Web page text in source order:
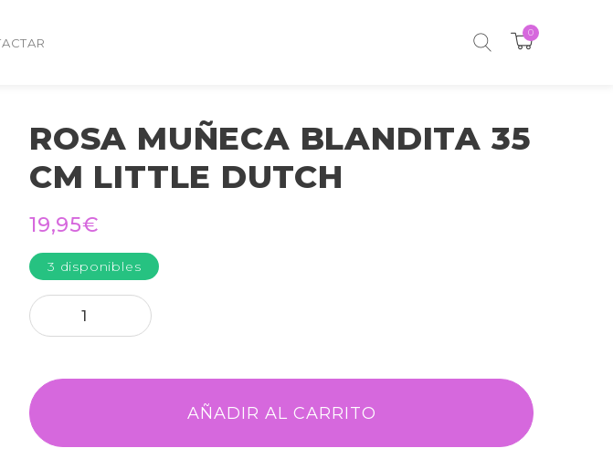
0
ROSA MUÑECA BLANDITA 35
CM LITTLE DUTCH
19,95€
3 disponibles
AÑADIR AL CARRITO